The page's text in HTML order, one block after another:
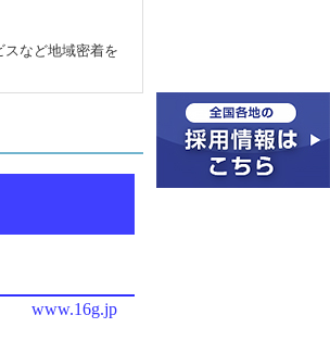
など地域密着を